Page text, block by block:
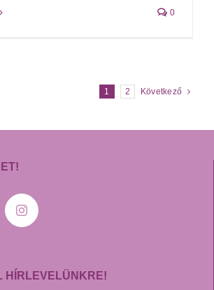
0
1 2 Következő
HÍRLEVELÜNKRE!